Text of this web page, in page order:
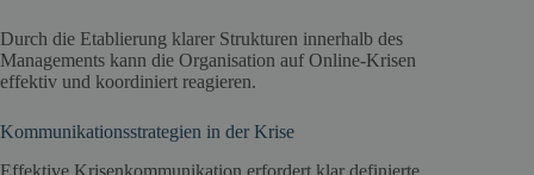
Durch die Etablierung klarer Strukturen innerhalb des
Managements kann die Organisation auf Online-Krisen
effektiv und koordiniert reagieren.
Kommunikationsstrategien in der Krise